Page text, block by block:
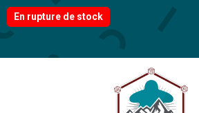
En rupture de stock